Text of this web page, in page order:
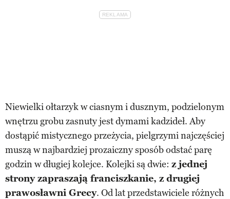
Niewielki ołtarzyk w ciasnym i dusznym, podzielonym
wnętrzu grobu zasnuty jest dymami kadzideł. Aby
dostąpić mistycznego przeżycia, pielgrzymi najczęściej
muszą w najbardziej prozaiczny sposób odstać parę
godzin w długiej kolejce. Kolejki są dwie: z jednej
strony zapraszają franciszkanie, z drugiej
prawosławni Grecy. Od lat przedstawiciele różnych